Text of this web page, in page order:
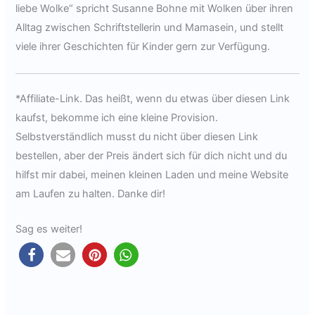
liebe Wolke“ spricht Susanne Bohne mit Wolken über ihren
Alltag zwischen Schriftstellerin und Mamasein, und stellt
viele ihrer Geschichten für Kinder gern zur Verfügung.
*Affiliate-Link. Das heißt, wenn du etwas über diesen Link
kaufst, bekomme ich eine kleine Provision.
Selbstverständlich musst du nicht über diesen Link
bestellen, aber der Preis ändert sich für dich nicht und du
hilfst mir dabei, meinen kleinen Laden und meine Website
am Laufen zu halten. Danke dir!
Sag es weiter!